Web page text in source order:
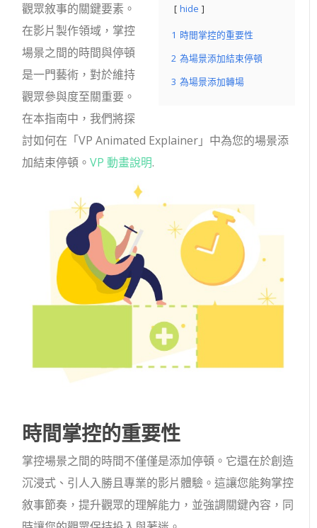
hide
1 時間掌控的重要性
2 為場景添加結束停頓
3 為場景添加轉場
觀眾敘事的關鍵要素。
在影片製作領域，掌控
場景之間的時間與停頓
是一門藝術，對於維持
觀眾參與度至關重要。
在本指南中，我們將探
討如何在「VP Animated Explainer」中為您的場景添
加結束停頓。VP 動畫說明.
時間掌控的重要性
掌控場景之間的時間不僅僅是添加停頓。它還在於創造
沉浸式、引人入勝且專業的影片體驗。這讓您能夠掌控
敘事節奏，提升觀眾的理解能力，並強調關鍵內容，同